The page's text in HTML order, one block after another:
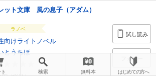
ット文庫 風の息子（アダム）
ラノベ
向けライトノベル
とうちほ
試し読み
フォロー
検索 無料本 はじめての方へ